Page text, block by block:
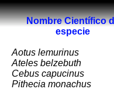
Nombre Científico
especie
Aotus lemurinus
Ateles belzebuth
Cebus capucinus
Pithecia monachus